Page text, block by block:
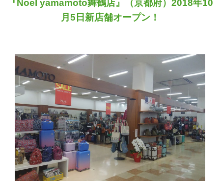
『Noel yamamoto舞鶴店』（京都府）2018年10
月5日新店舗オープン！